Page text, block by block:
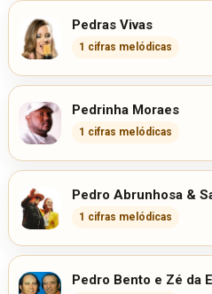
Pedras Vivas
1 cifras melódicas
Pedrinha Moraes
1 cifras melódicas
Pedro Abrunhosa &
1 cifras melódicas
Pedro Bento e Zé da